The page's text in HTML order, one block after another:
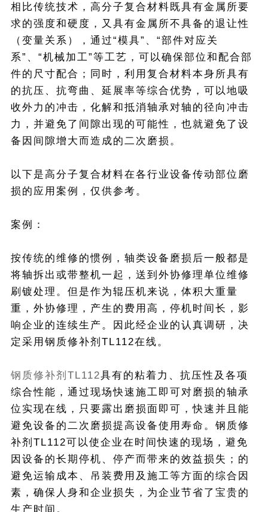
相比传统技术，高分子复合材料既具有金属所要
求的强度和硬度，又具有金属所不具备的退让性
（变量关系），通过“模具”、“部件对应关
系”、“机械加工”等工艺，可以确保部位和配合部
件的尺寸配合；同时，利用复合材料本身所具有
的抗压、抗弯曲、延展率等综合优势，可以地吸
收外力的冲击，化解和抵消轴承对轴的径向冲击
力，并避免了间隙出现的可能性，也就避免了设
备因间隙增大而造成的二次磨损。
以下是高分子复合材料在各行业设备传动部位磨
损的应用案例，仅供参考。
案例：
按传统的维修的惯例，轴类设备磨损后一般都是
将轴拆出或带整机一起，送到外协修理单位维修
刷镀处理。但是作为辊压机来说，体积大重量
重，外协修理，产生的费用高，停机时间长，影
响企业的连续生产。因此经企业的认真调研，决
定采用钢质修补剂TL112在线。
钢质修补剂TL112具有的粘着力、抗压性及各项
综合性能，通过现场快速施工即可对磨损的轴承
位实现在线，只要露出磨损面即可，快速并且能
避免设备的二次磨损提高设备使用寿命。钢质修
补剂TL112可以使企业在时间快速的现场，避免
因设备的长期停机、停产而带来的效益损失；的
避免运输成本、吊装费用及施工等方面的综合因
素，确保人身和企业损失，为企业节省了宝贵的
生产时间。